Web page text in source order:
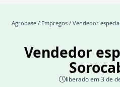
Agrobase / Empregos / Vendedor
Vendedor
liberado em 3 de